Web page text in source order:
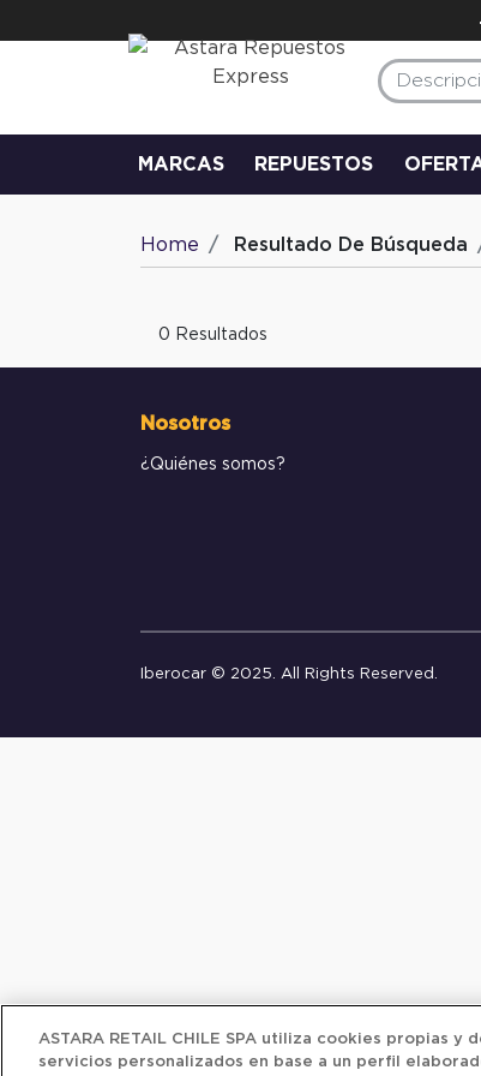
MARCAS REPUESTOS
Home Resultado De Búsqueda
0 Resultados
Nosotros
¿Quiénes somos?
Iberocar © 2025. All Rights Reserved.
ASTARA RETAIL CHILE SPA utiliza cookies propias
servicios personalizados en base a un perfil